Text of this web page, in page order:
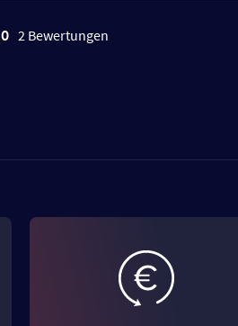
2 Bewertungen